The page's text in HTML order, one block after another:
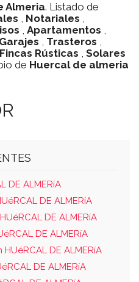
Almeria. Listado de
, Notariales ,
, Apartamentos ,
Garajes , Trasteros ,
Fincas Rústicas , Solares
de Huercal de almeria
DE ALMERíA
DE ALMERíA
DE ALMERíA
DE ALMERíA
DE ALMERíA
DE ALMERíA